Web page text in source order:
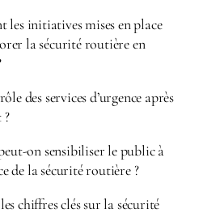
les initiatives mises en place
la sécurité routière en
des services d’urgence après
on sensibiliser le public à
de la sécurité routière ?
chiffres clés sur la sécurité